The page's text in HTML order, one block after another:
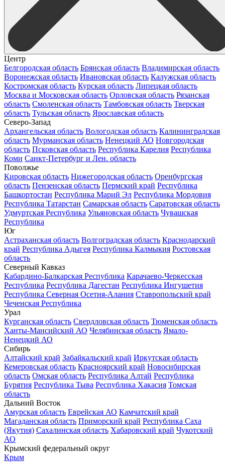
Центр
Белгородская область Брянская область Владимирская область
Воронежская область Ивановская область Калужская область
Костромская область Курская область Липецкая область
Москва и Московская область Орловская область Рязанская
область Смоленская область Тамбовская область Тверская
область Тульская область Ярославская область
Северо-Запад
Архангельская область Вологодская область Калининградская
область Мурманская область Ненецкий АО Новгородская
область Псковская область Республика Карелия Республика
Коми Санкт-Петербург и Лен. область
Поволжье
Кировская область Нижегородская область Оренбургская
область Пензенская область Пермский край Республика
Башкортостан Республика Марий Эл Республика Мордовия
Республика Татарстан Самарская область Саратовская область
Удмуртская Республика Ульяновская область Чувашская
Республика
Юг
Астраханская область Волгоградская область Краснодарский
край Республика Адыгея Республика Калмыкия Ростовская
область
Северный Кавказ
Кабардино-Балкарская Республика Карачаево-Черкесская
Республика Республика Дагестан Республика Ингушетия
Республика Северная Осетия-Алания Ставропольский край
Чеченская Республика
Урал
Курганская область Свердловская область Тюменская область
Ханты-Мансийский АО Челябинская область Ямало-
Ненецкий АО
Сибирь
Алтайский край Забайкальский край Иркутская область
Кемеровская область Красноярский край Новосибирская
область Омская область Республика Алтай Республика
Бурятия Республика Тыва Республика Хакасия Томская
область
Дальний Восток
Амурская область Еврейская АО Камчатский край
Магаданская область Приморский край Республика Саха
(Якутия) Сахалинская область Хабаровский край Чукотский
АО
Крымский федеральный округ
Крым